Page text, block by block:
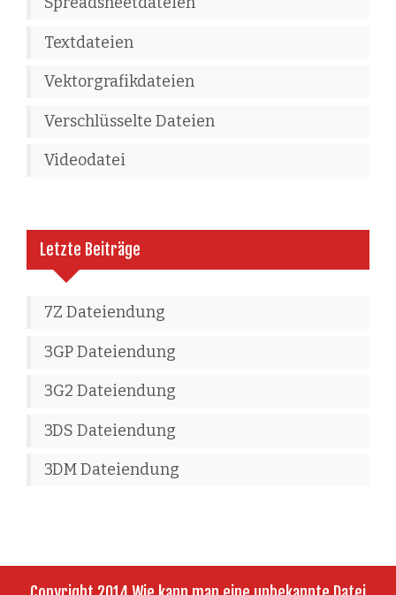
Textdateien
Vektorgrafikdateien
Verschlüsselte Dateien
Videodatei
Letzte Beiträge
7Z Dateiendung
3GP Dateiendung
3G2 Dateiendung
3DS Dateiendung
3DM Dateiendung